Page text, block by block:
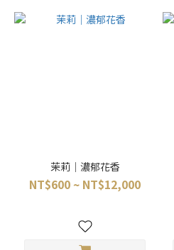
茉莉｜濃郁花香
NT$600 ~ NT$12,000